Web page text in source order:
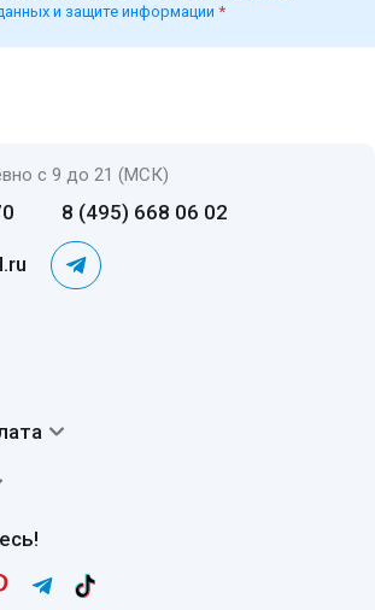
и защите информации *
с 9 до 21 (МСК)
8 (495) 668 06 02
соглашение